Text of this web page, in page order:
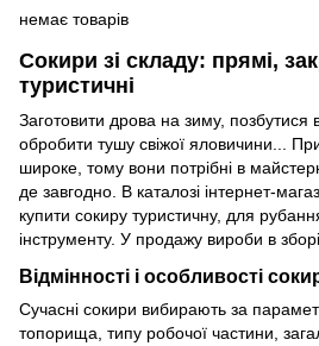
немає товарів
Сокири зі складу: прямі,
туристичні
Заготовити дрова на зиму, позбутися
обробити тушу свіжої яловичини...
широке, тому вони потрібні в
де завгодно. В каталозі інтернет-
купити сокиру туристичну, для
інструменту. У продажу вироби в
Відмінності і особливості
Сучасні сокири вибирають за
топорища, типу робочої частини,